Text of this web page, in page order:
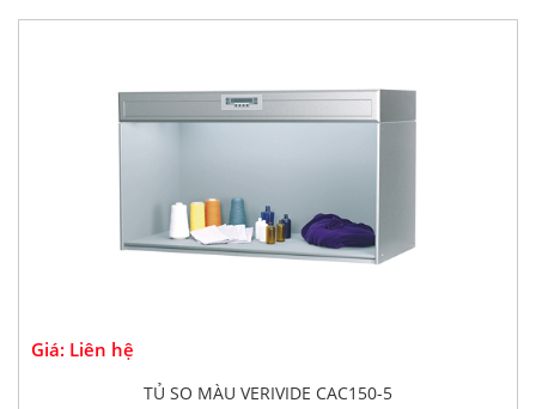
Giá: Liên hệ
TỦ SO MÀU VERIVIDE CAC150-5